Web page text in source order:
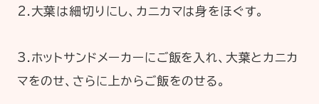
2.​大葉は細切りにし、カニカマは身をほぐす。
3.​ホットサンドメーカーにご飯を入れ、大葉とカニカ
マをのせ、さらに上からご飯をのせる。